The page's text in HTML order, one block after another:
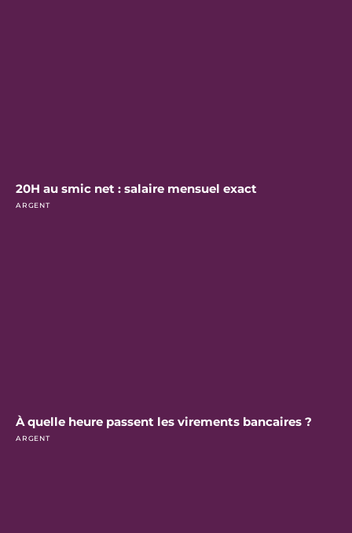
20H au smic net : salaire mensuel exact
ARGENT
À quelle heure passent les virements bancaires ?
ARGENT